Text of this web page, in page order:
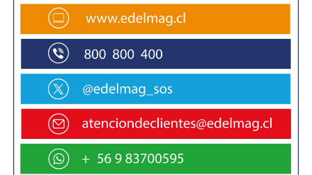
región es menor cuando se compara con la
misma latitud del hemisferio Norte. La
importancia que tienen estas medidas es que
serán de utilidad para la comunidad científica
internacional ya que existe muy poca
información del hemisferio sur, por tanto,
contribuirá a que los desarrolladores de
modelos de pronóstico del tiempo y del clima
puedan integrar estas medidas para poder hacer
los resultados de estos pronósticos, tanto del